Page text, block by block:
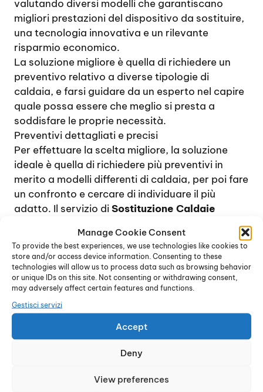
Manage Cookie Consent
To provide the best experiences, we use technologies like cookies to
store and/or access device information. Consenting to these
technologies will allow us to process data such as browsing behavior
or unique IDs on this site. Not consenting or withdrawing consent,
may adversely affect certain features and functions.
Gestisci servizi
Accept
Deny
View preferences
valutando diversi modelli che garantiscano
migliori prestazioni del dispositivo da sostituire,
una tecnologia innovativa e un rilevante
risparmio economico.
La soluzione migliore è quella di richiedere un
preventivo relativo a diverse tipologie di
caldaia, e farsi guidare da un esperto nel capire
quale possa essere che meglio si presta a
soddisfare le proprie necessità.
Preventivi dettagliati e precisi
Per effettuare la scelta migliore, la soluzione
ideale è quella di richiedere più preventivi in
merito a modelli differenti di caldaia, per poi fare
un confronto e cercare di individuare il più
adatto. Il servizio diSostituzione Caldaie
effettuare un sopralluogo nell’ambiente in cui la
caldaia dovrà essere installata, proponendo
diverse soluzioni e orientando il cliente verso la
scelta migliore.
Il marchio Junkers, leader nel settore della
progettazione e produzione di caldaie,
scaldacqua e sistemi per il riscaldamento e la
climatizzazione, propone una vasta scelta di
dispositivi di ultima generazione: caldaie a
caldaie da interno dalle dimensioni compatte,